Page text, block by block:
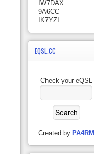
IW7DAX
9A6CC
IK7YZI
EQSL.CC
Check your eQSL
Created by PA4RM